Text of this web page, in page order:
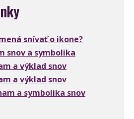
snívať o ikone?
snov a symbolika
a výklad snov
a výklad snov
a symbolika snov